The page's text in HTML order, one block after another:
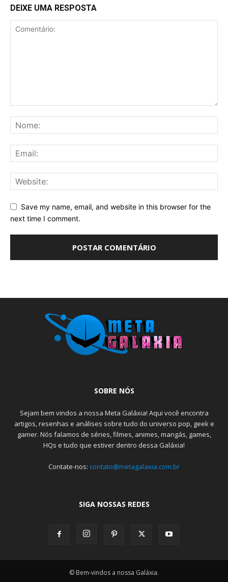
DEIXE UMA RESPOSTA
Save my name, email, and website in this browser for the
next time I comment.
SOBRE NÓS
Sejam bem vindos a nossa Meta Galáxia! Aqui você encontra
artigos, resenhas e análises sobre tudo do universo pop, geek e
gamer. Nós falamos de séries, filmes, animes, mangás, games,
HQs e tudo que estiver dentro dessa Galáxia!
Contate-nos: contato@metagalaxia.com.br
SIGA NOSSAS REDES
© Bem-vindos a nossa Galáxia.